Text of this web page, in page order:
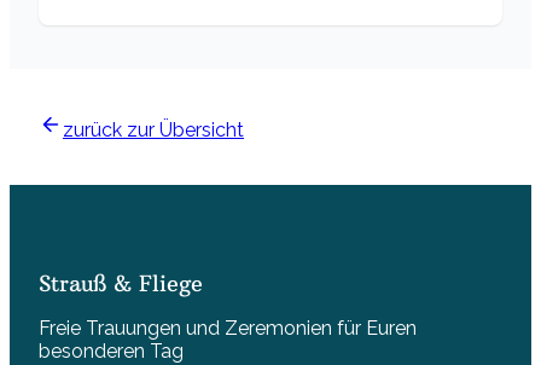
zurück zur Übersicht
Strauß & Fliege
Freie Trauungen und Zeremonien für Euren
besonderen Tag